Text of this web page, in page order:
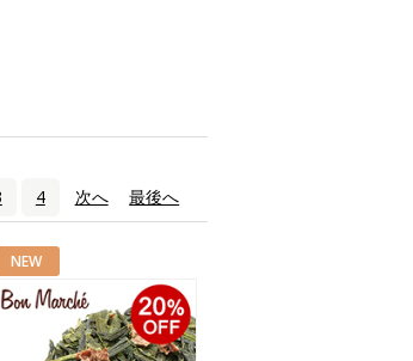
4 次へ 最後へ
NEW